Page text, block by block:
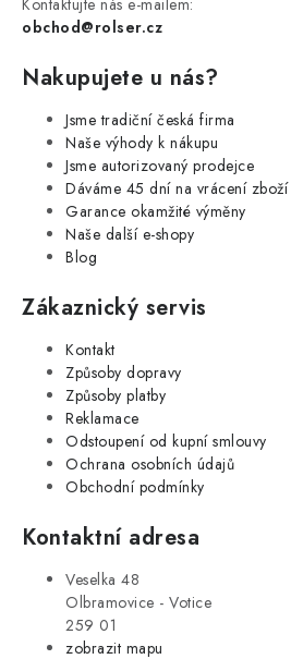
obchod@rolser.cz
Nakupujete u nás?
Jsme tradiční česká firma
Naše výhody k nákupu
Jsme autorizovaný prodejce
Dáváme 45 dní na vrácení zboží
Garance okamžité výměny
Naše další e-shopy
Blog
Zákaznický servis
Kontakt
Způsoby dopravy
Způsoby platby
Reklamace
Odstoupení od kupní smlouvy
Ochrana osobních údajů
Obchodní podmínky
Kontaktní adresa
Veselka 48
Olbramovice - Votice
259 01
zobrazit mapu